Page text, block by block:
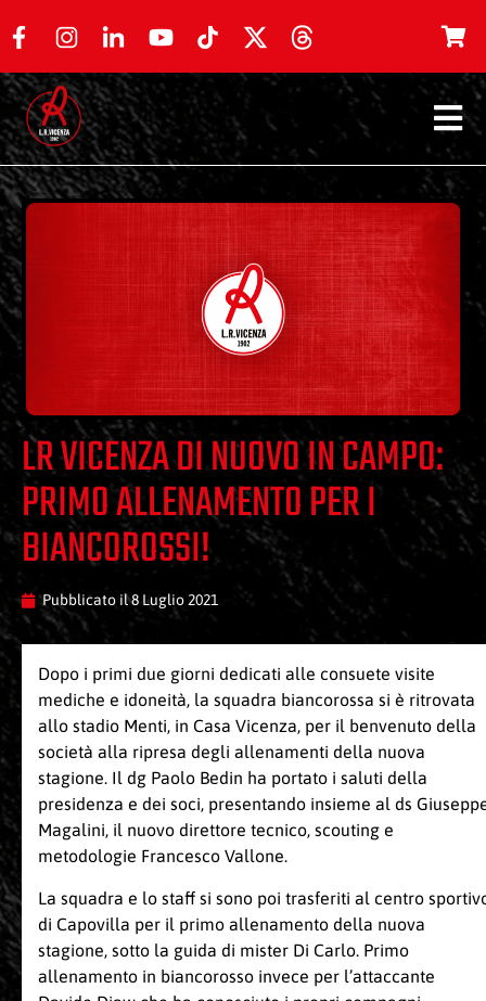
LR VICENZA DI NUOVO IN CAMPO:
PRIMO ALLENAMENTO PER I
BIANCOROSSI!
Pubblicato il8 Luglio 2021
Dopo i primi due giorni dedicati alle consuete visite
mediche e idoneità, la squadra biancorossa si è ritrovata
allo stadio Menti, in Casa Vicenza, per il benvenuto della
società alla ripresa degli allenamenti della nuova
stagione. Il dg Paolo Bedin ha portato i saluti della
presidenza e dei soci, presentando insieme al ds
Magalini, il nuovo direttore tecnico, scouting e
metodologie Francesco Vallone.
La squadra e lo staff si sono poi trasferiti al centro
di Capovilla per il primo allenamento della nuova
stagione, sotto la guida di mister Di Carlo. Primo
allenamento in biancorosso invece per l’attaccante